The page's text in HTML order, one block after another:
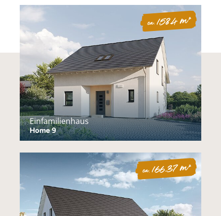
Einfamilienhaus
Home 9
ca.158.4 m²
ca.166.37 m²